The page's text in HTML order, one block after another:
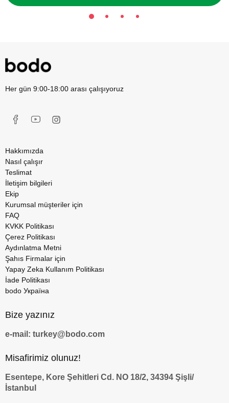
Her gün 9:00-18:00 arası çalışıyoruz
Hakkımızda
Nasıl çalışır
Teslimat
İletişim bilgileri
Ekip
Kurumsal müşteriler için
FAQ
KVKK Politikası
Çerez Politikası
Aydınlatma Metni
Şahıs Firmalar için
Yapay Zeka Kullanım Politikası
İade Politikası
bodo Україна
Bize yazınız
e-mail: turkey@bodo.com
Misafirimiz olunuz!
Esentepe, Kore Şehitleri Cd. NO 18/2, 34394 Şişli/
İstanbul